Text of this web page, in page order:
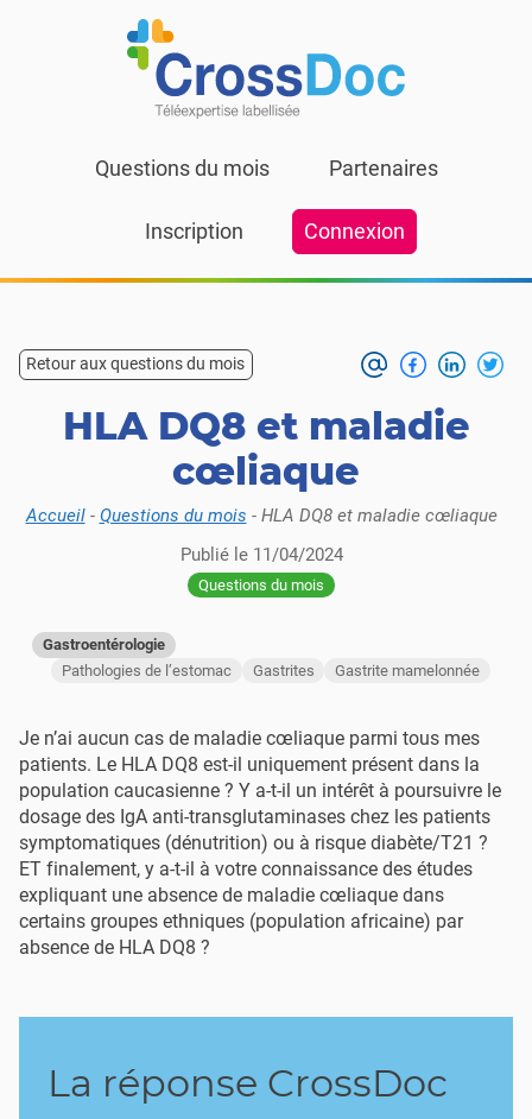
Questions du mois Partenaires
Inscription Connexion
Retour aux questions du mois
HLA DQ8 et maladie
cœliaque
Accueil- Questions du mois - HLA DQ8 et maladie cœliaque
Publié le 11/04/2024
Questions du mois
Gastroentérologie
Pathologies de l’estomac
Gastrites ​​Gastrite mamelonnée
Je n’ai aucun cas de maladie cœliaque parmi tous mes
patients. Le HLA DQ8 est-il uniquement présent dans la
population caucasienne ? Y a-t-il un intérêt à poursuivre le
dosage des IgA anti-transglutaminases chez les patients
symptomatiques (dénutrition) ou à risque diabète/T21 ?
ET finalement, y a-t-il à votre connaissance des études
expliquant une absence de maladie cœliaque dans
certains groupes ethniques (population africaine) par
absence de HLA DQ8 ?
La réponse CrossDoc